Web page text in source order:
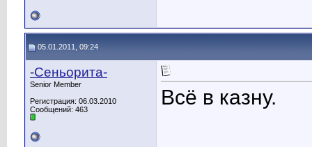
05.01.2011, 09:24
-Сеньорита-
Senior Member
Регистрация: 06.03.2010
Сообщений: 463
Всё в казну.